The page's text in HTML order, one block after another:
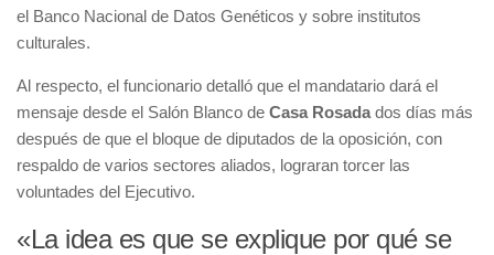
el Banco Nacional de Datos Genéticos y sobre institutos
culturales.
Al respecto, el funcionario detalló que el mandatario dará el
mensaje desde el Salón Blanco de Casa Rosada dos días más
después de que el bloque de diputados de la oposición, con
respaldo de varios sectores aliados, lograran torcer las
voluntades del Ejecutivo.
«La idea es que se explique por qué se